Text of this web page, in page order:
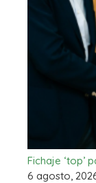
Fichaje ‘top’
6 agosto,